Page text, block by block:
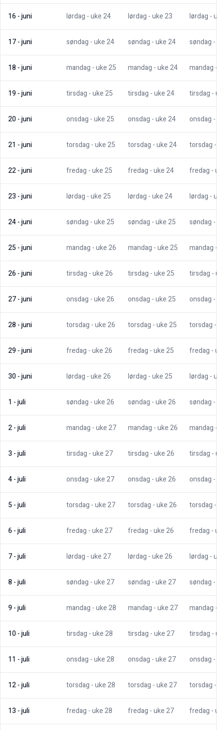
16-juni lørdag - uke24 lørdag - uke23 lørdag -
17-juni søndag - uke24 søndag - uke24 søndag
18-juni mandag - uke25 mandag - uke24 mandag
19-juni tirsdag - uke25 tirsdag - uke24 tirsdag -
20-juni onsdag - uke25 onsdag - uke24 onsdag
21 -juni torsdag - uke25 torsdag - uke24 torsdag
22-juni fredag - uke25 fredag - uke24 fredag -
23 -juni lørdag - uke25 lørdag - uke24 lørdag -
24-juni søndag - uke25 søndag - uke25 søndag
25-juni mandag - uke26 mandag - uke25 mandag
26-juni tirsdag - uke26 tirsdag - uke25 tirsdag -
27-juni onsdag - uke26 onsdag - uke25 onsdag
28-juni torsdag - uke26 torsdag - uke25 torsdag
29-juni fredag - uke26 fredag - uke25 fredag -
30-juni lørdag - uke26 lørdag - uke25 lørdag -
1 -juli søndag - uke26 søndag - uke26 søndag
2-juli mandag - uke27 mandag - uke26 mandag
3 -juli tirsdag - uke27 tirsdag - uke26 tirsdag -
4-juli onsdag - uke27 onsdag - uke26 onsdag
5-juli torsdag - uke27 torsdag - uke26 torsdag
6-juli fredag - uke27 fredag - uke26 fredag -
7-juli lørdag - uke27 lørdag - uke26 lørdag -
8-juli søndag - uke27 søndag - uke27 søndag
9-juli mandag - uke28 mandag - uke27 mandag
10-juli tirsdag - uke28 tirsdag - uke27 tirsdag -
11 -juli onsdag - uke28 onsdag - uke27 onsdag
12-juli torsdag - uke28 torsdag - uke27 torsdag
13 -juli fredag - uke28 fredag - uke27 fredag -